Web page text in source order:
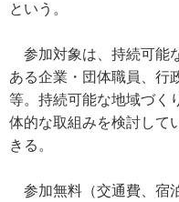
という。
参加対象は、持続可能
ある企業・団体職員、行
等。持続可能な地域づく
体的な取組みを検討して
きる。
参加無料（交通費、宿